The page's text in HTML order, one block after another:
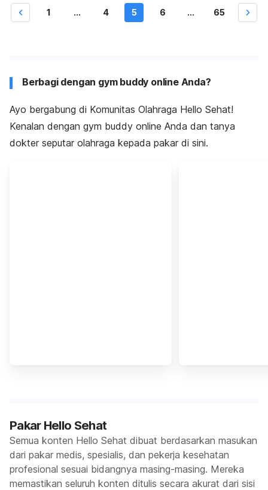
1 ... 4 5 6 ... 65
Berbagi dengan gym buddy online Anda?
Ayo bergabung di Komunitas Olahraga Hello Sehat!
Kenalan dengan gym buddy online Anda dan tanya
dokter seputar olahraga kepada pakar di sini.
Pakar Hello Sehat
Semua konten Hello Sehat dibuat berdasarkan masukan
dari pakar medis, spesialis, dan pekerja kesehatan
profesional sesuai bidangnya masing-masing. Mereka
memastikan seluruh konten ditulis secara akurat dari sisi